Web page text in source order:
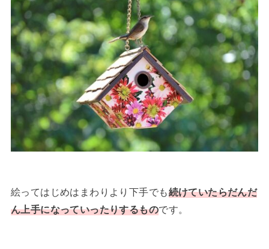
絵ってはじめはまわりより下手でも続けていたらだんだ
ん上手になっていったりするものです。